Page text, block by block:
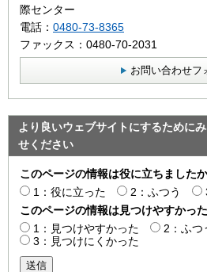
際センター
電話： 0480-73-8365
ファックス：0480-70-2031
お問い合わせフ
より良いウェブサイトにするために
せください
このページの情報は役に立ちました
1：役に立った
2：ふつう
このページの情報は見つけやすかっ
1：見つけやすかった
2：ふつ
3：見つけにくかった
送信